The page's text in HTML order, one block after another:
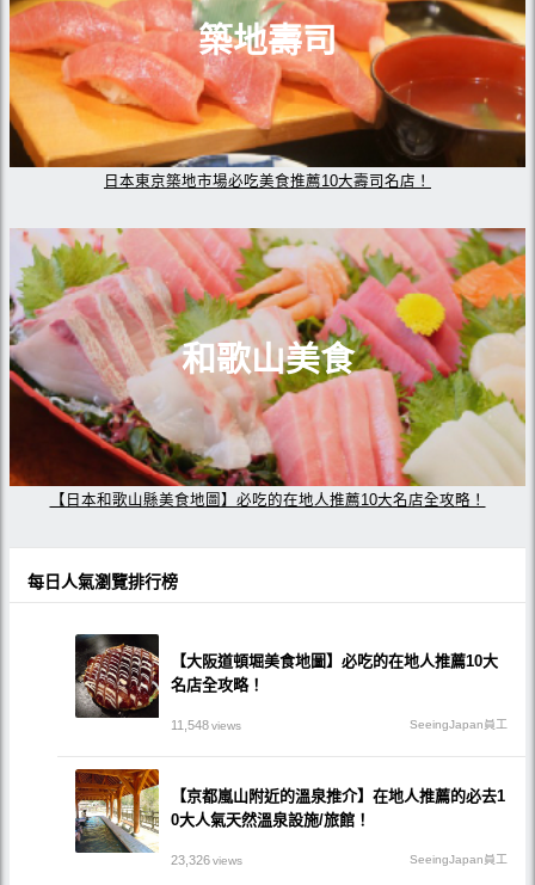
築地壽司
日本東京築地市場必吃美食推薦10大壽司名店！
和歌山美食
【日本和歌山縣美食地圖】必吃的在地人推薦10大名店全攻略！
每日人氣瀏覽排行榜
【大阪道頓堀美食地圖】必吃的在地人推薦10大
名店全攻略！
11,548views SeeingJapan員工
【京都嵐山附近的溫泉推介】在地人推薦的必去1
0大人氣天然溫泉設施/旅館！
23,326views SeeingJapan員工